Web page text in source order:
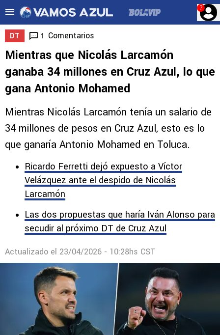
?
DT 1 Comentarios
Mientras que Nicolás Larcamón
ganaba 34 millones en Cruz Azul, lo que
gana Antonio Mohamed
Mientras Nicolás Larcamón tenía un salario de
34 millones de pesos en Cruz Azul, esto es lo
que ganaría Antonio Mohamed en Toluca.
Ricardo Ferretti dejó expuesto a Víctor
Velázquez ante el despido de Nicolás
Larcamón
Las dos propuestas que haría Iván Alonso para
secudir al próximo DT de Cruz Azul
Actualizado el 23/04/2026 - 10:28hs CST